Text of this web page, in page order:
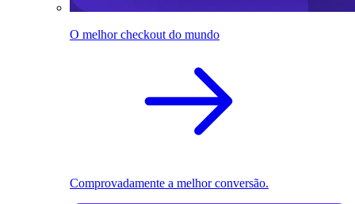
O melhor checkout do mundo
Comprovadamente a melhor conversão.